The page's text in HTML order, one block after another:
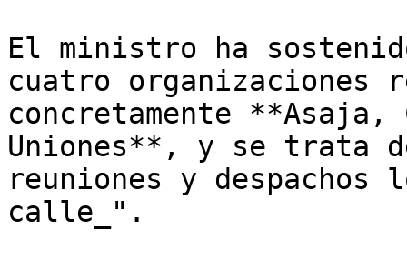
El ministro ha
cuatro organizaciones
concretamente **Asaja,
Uniones**, y se trata
reuniones y
calle_".